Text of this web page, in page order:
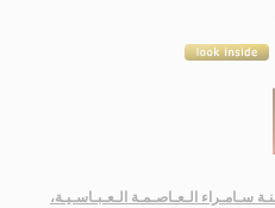
سـامـراء الـعـاصـمـة الـعـبـاسـيـة،